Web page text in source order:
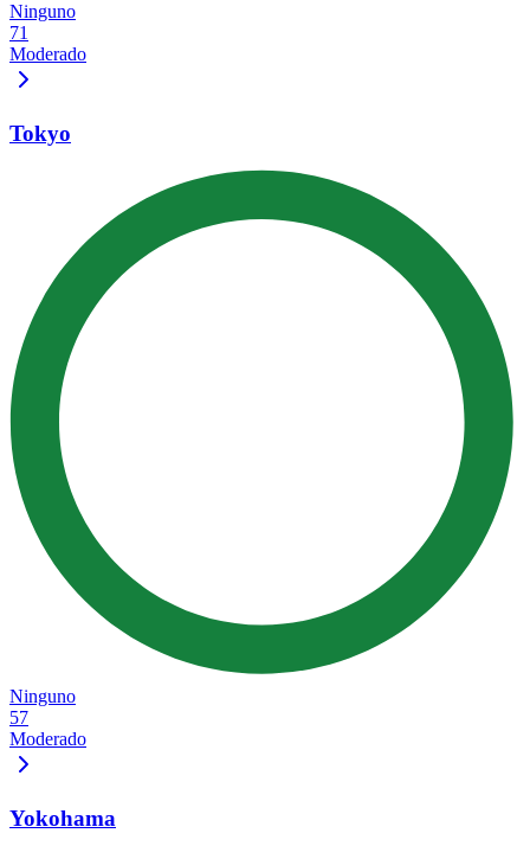
Ninguno
71
Moderado
Tokyo
Ninguno
57
Moderado
Yokohama